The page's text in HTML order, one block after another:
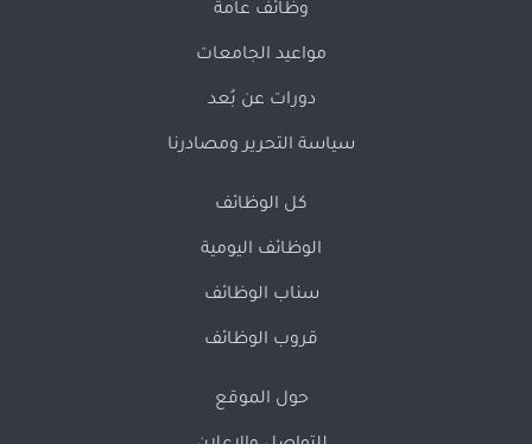
وظائف عامة
مواعيد الجامعات
دورات عن بُعد
سياسة التحرير ومصادرنا
كل الوظائف
الوظائف اليومية
سناب الوظائف
قروب الوظائف
حول الموقع